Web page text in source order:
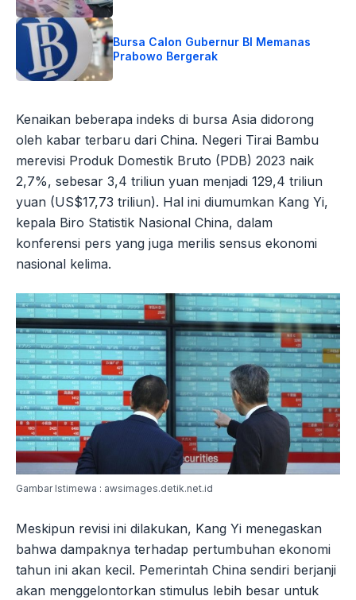
Bursa Calon Gubernur BI Memanas
Prabowo Bergerak
Kenaikan beberapa indeks di bursa Asia didorong
oleh kabar terbaru dari China. Negeri Tirai Bambu
merevisi Produk Domestik Bruto (PDB) 2023 naik
2,7%, sebesar 3,4 triliun yuan menjadi 129,4 triliun
yuan (US$17,73 triliun). Hal ini diumumkan Kang Yi,
kepala Biro Statistik Nasional China, dalam
konferensi pers yang juga merilis sensus ekonomi
nasional kelima.
Gambar Istimewa : awsimages.detik.net.id
Meskipun revisi ini dilakukan, Kang Yi menegaskan
bahwa dampaknya terhadap pertumbuhan ekonomi
tahun ini akan kecil. Pemerintah China sendiri berjanji
akan menggelontorkan stimulus lebih besar untuk